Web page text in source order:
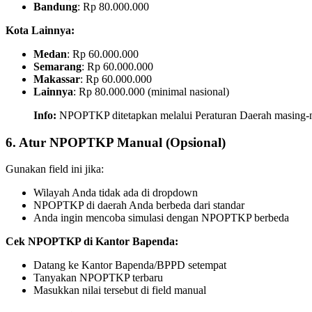
Bandung: Rp 80.000.000
Kota Lainnya:
Medan: Rp 60.000.000
Semarang: Rp 60.000.000
Makassar: Rp 60.000.000
Lainnya: Rp 80.000.000 (minimal nasional)
Info: NPOPTKP ditetapkan melalui Peraturan Daerah masing-
6. Atur NPOPTKP Manual (Opsional)
Gunakan field ini jika:
Wilayah Anda tidak ada di dropdown
NPOPTKP di daerah Anda berbeda dari standar
Anda ingin mencoba simulasi dengan NPOPTKP berbeda
Cek NPOPTKP di Kantor Bapenda:
Datang ke Kantor Bapenda/BPPD setempat
Tanyakan NPOPTKP terbaru
Masukkan nilai tersebut di field manual